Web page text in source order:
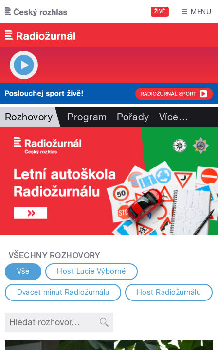
Přejít k hlavnímu obsahu
ŽIVĚ MENU
Rozhovory Program Pořady Více…
VŠECHNY ROZHOVORY
Vše Host Lucie Výborné
Dvacet minut Radiožurnálu Host Radiožurnálu